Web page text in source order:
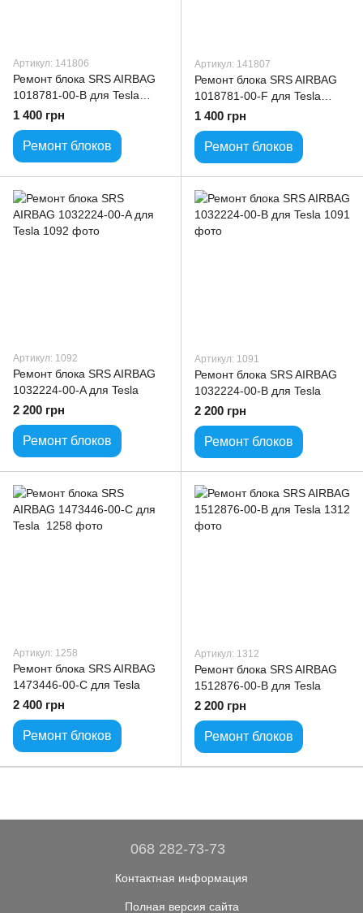
Артикул: 141806
Ремонт блока SRS AIRBAG
1018781-00-B для Tesla
ModelS
1 400 грн
Ремонт блоков
Артикул: 141807
Ремонт блока SRS AIRBAG
1018781-00-F для Tesla
ModelS
1 400 грн
Ремонт блоков
Артикул: 1092
Ремонт блока SRS AIRBAG
1032224-00-A для Tesla
2 200 грн
Ремонт блоков
Артикул: 1091
Ремонт блока SRS AIRBAG
1032224-00-B для Tesla
2 200 грн
Ремонт блоков
Артикул: 1258
Ремонт блока SRS AIRBAG
1473446-00-C для Tesla
2 400 грн
Ремонт блоков
Артикул: 1312
Ремонт блока SRS AIRBAG
1512876-00-B для Tesla
2 200 грн
Ремонт блоков
068 282-73-73
Контактная информация
Полная версия сайта